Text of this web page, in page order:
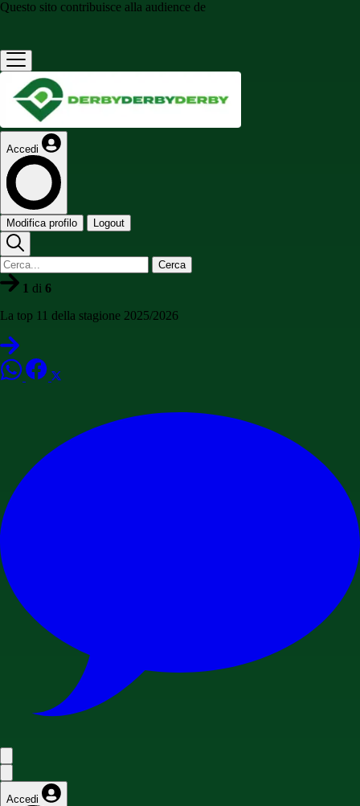
Questo sito contribuisce alla audience de
Accedi
Modifica profilo Logout
Cerca
1 di 6
La top 11 della stagione 2025/2026
Accedi